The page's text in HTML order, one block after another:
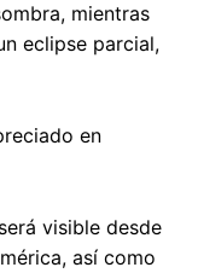
mientras
eclipse parcial,
en
visible desde
así como